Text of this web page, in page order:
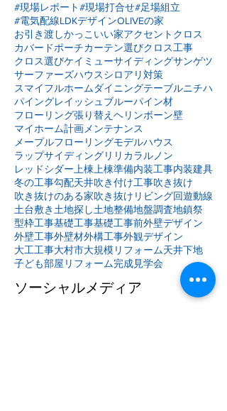
#現場レポート#現場打合せ#足場組立
#電気配線LDKデザインOLIVEの家
お引き渡しかっこいい家アクセントクロス
カバードポーチカーテン選びクロス工事
クロス選びケイミューサイディングサンゲツ
サーファーズハウスシロアリ対策
スマイフルホームダイニングテーブルニチハ
パイングレイッシュブルーパイン材
フローリング張り替え ヘリンボーン壁
マイホーム計画 メンテナンス
メープルフローリングモデルハウス
ラップサイディングリリカラ ルノン
レッドシダー 上棟 上棟準備内装工事内装建具
冬の工事勾配天井吹き付け工事吹き抜け
吹き抜けのある家吹き抜けリビング回遊動線
土台敷き 土地探し土地整備地盤調査地鎮祭
型枠工事基礎工事基礎工事前外壁デザイン
外壁工事外壁材外構工事外観デザイン
大工工事大村市大規模リフォーム天井下地
子ども部屋リフォーム完成見学会
ソーシャルメディア